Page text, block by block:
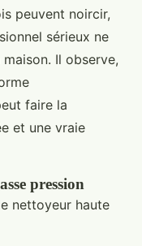
peuvent noircir,
sérieux ne
Il observe,
faire la
et une vraie
pression
nettoyeur haute